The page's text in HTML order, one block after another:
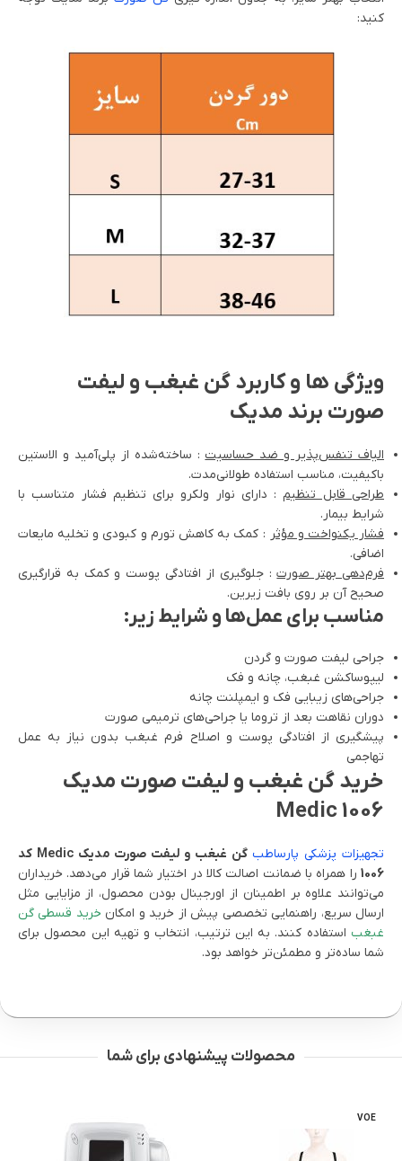
کنید:
ویژگی ها و کاربرد گن غبغب و لیفت
صورت برند مدیک
الیاف تنفس‌پذیر و ضد حساسیت : ساخته‌شده از پلی‌آمید و الاستین
باکیفیت، مناسب استفاده طولانی‌مدت.
طراحی قابل تنظیم: دارای نوار ولکرو برای تنظیم فشار متناسب با
شرایط بیمار.
فشار یکنواخت و مؤثر : کمک به کاهش تورم و کبودی و تخلیه مایعات
اضافی.
فرم‌دهی بهتر صورت: جلوگیری از افتادگی پوست و کمک به قرارگیری
صحیح آن بر روی بافت زیرین.
مناسب برای عمل‌ها و شرایط زیر:
جراحی لیفت صورت و گردن
لیپوساکشن غبغب، چانه و فک
جراحی‌های زیبایی فک و ایمپلنت چانه
دوران نقاهت بعد از تروما یا جراحی‌های ترمیمی صورت
پیشگیری از افتادگی پوست و اصلاح فرم غبغب بدون نیاز به عمل
تهاجمی
خرید گن غبغب و لیفت صورت مدیک
Medic 1006
تجهیزات پزشکی پارساطب
گن غبغب و لیفت صورت مدیک Medic کد
1006 را همراه با ضمانت اصالت کالا در اختیار شما قرار می‌دهد. خریداران
می‌توانند علاوه بر اطمینان از اورجینال بودن محصول، از مزایایی مثل
ارسال سریع، راهنمایی تخصصی پیش از خرید و امکان خرید قسطی گن
غبغب استفاده کنند. به این ترتیب، انتخاب و تهیه این محصول برای
شما ساده‌تر و مطمئن‌تر خواهد بود.
محصولات پیشنهادی برای شما
VOE